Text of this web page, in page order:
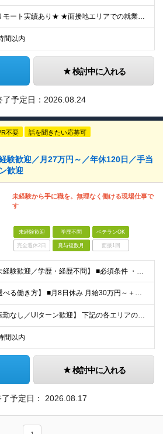
★リモート実績あり★ ★面接地エリアでの就業率92％以上！ 『地元で働きたい』という希望に、業界トップクラス約7,000件の取引事業所数、90,000件以上のプロジェクトから検討をいたします。 全
間以内
検討中に入れる
予定日： 2026.08.24
不要 話を聞きたい応募可
験歓迎／月27万円～／年休120日／手当
歓迎
未経験から手に職を。無理なく働ける現場仕事で
す
未経験歓迎 学歴不問 ベテランOK
完全週休2日 賞与複数月 面接1回
【未経験歓迎／学歴・経歴不問】 ■必須条件 ・普通自動車免許（AT限定可）のみ 特別なスキルや経験は一切不要。 実際に、社員の9割以上が未経験スタートです。 「工具を触ったことがない」 「現場仕
【選べる働き方】 ■月8日休み 月給30万円～＋各種手当＋賞与年2回 ■月10日休み 月給27万円～＋各種手当＋賞与年2回 ※経験・能力を考慮の上、決定します ※上記にはみなし残業手当を含み、超過
【転勤なし／UIターン歓迎】 下記の各エリアのお客様先に直行直帰 【関東圏】 ■埼玉県 ■神奈川県 ■東京都 ■千葉県 【関西圏】 ■大阪府 ■兵庫県 ★勤務地は希望を考慮します。 基本は直行
間以内
検討中に入れる
予定日： 2026.08.17